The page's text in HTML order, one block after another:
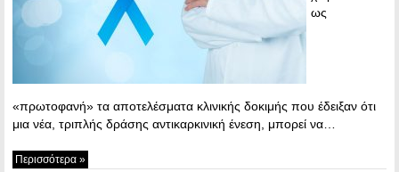
ως
«πρωτοφανή» τα αποτελέσματα κλινικής δοκιμής που έδειξαν ότι
μια νέα, τριπλής δράσης αντικαρκινική ένεση, μπορεί να…
Περισσότερα »